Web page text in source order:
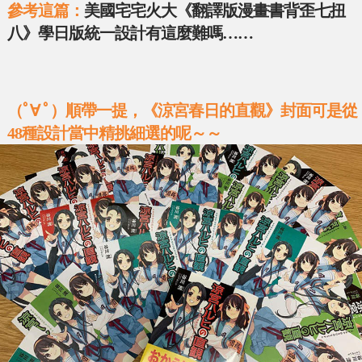
參考這篇： 美國宅宅火大《翻譯版漫畫書背歪七扭
八》學日版統一設計有這麼難嗎……
（ﾟ∀ ﾟ）順帶一提，《涼宮春日的直觀》封面可是從
48種設計當中精挑細選的呢～～